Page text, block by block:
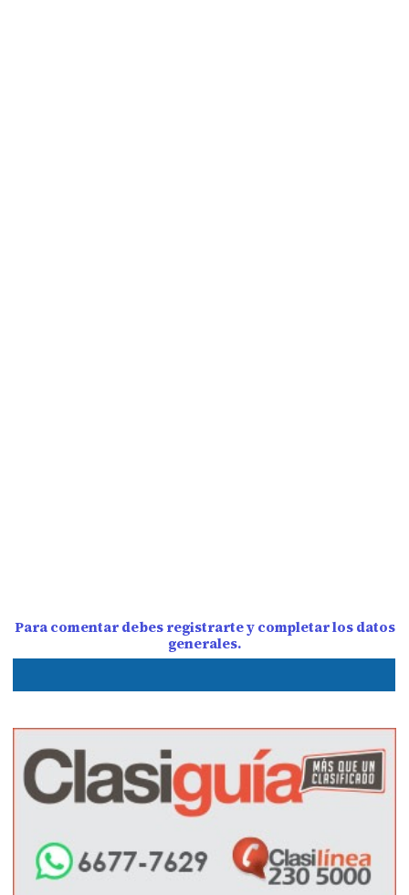
Para comentar debes registrarte y completar los datos
generales.